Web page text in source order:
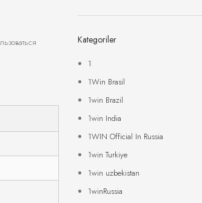
Kategoriler
1
1Win Brasil
1win Brazil
1win India
1WIN Official In Russia
1win Turkiye
1win uzbekistan
1winRussia